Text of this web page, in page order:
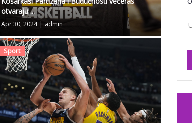
otvaraju ...
Apr 30, 2024 | admin
Sport